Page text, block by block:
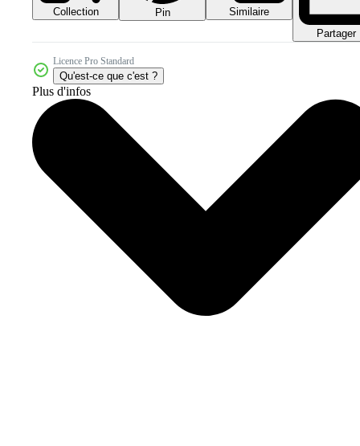
Collection Pin
Similaire
Partager
Licence Pro Standard
Qu'est-ce que c'est ?
Plus d'infos